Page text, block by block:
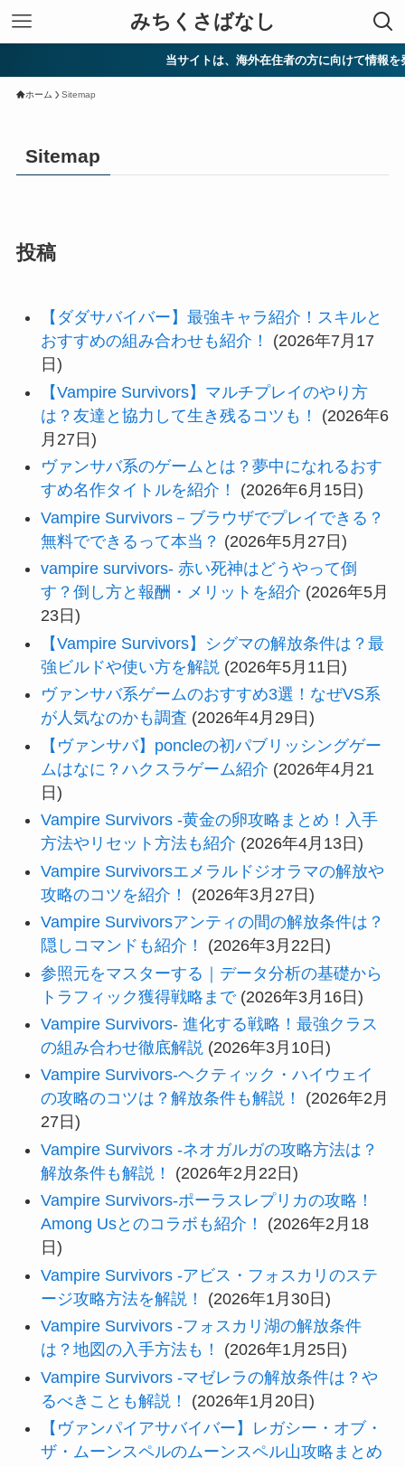
みちくさばなし
当サイトは、海外在住者の方に向けて情報を発信してい
ホーム Sitemap
Sitemap
投稿
【ダダサバイバー】最強キャラ紹介！スキルと
おすすめの組み合わせも紹介！
(2026年7月17
日)
【Vampire Survivors】マルチプレイのやり方
は？友達と協力して生き残るコツも！
(2026年6
月27日)
ヴァンサバ系のゲームとは？夢中になれるおす
すめ名作タイトルを紹介！
(2026年6月15日)
Vampire Survivors－ブラウザでプレイできる？
無料でできるって本当？ (2026年5月27日)
vampire survivors- 赤い死神はどうやって倒
す？倒し方と報酬・メリットを紹介 (2026年5月
23日)
【Vampire Survivors】シグマの解放条件は？最
強ビルドや使い方を解説 (2026年5月11日)
ヴァンサバ系ゲームのおすすめ3選！なぜVS系
が人気なのかも調査 (2026年4月29日)
【ヴァンサバ】poncleの初パブリッシングゲー
ムはなに？ハクスラゲーム紹介 (2026年4月21
日)
Vampire Survivors -黄金の卵攻略まとめ！入手
方法やリセット方法も紹介 (2026年4月13日)
Vampire Survivorsエメラルドジオラマの解放や
攻略のコツを紹介！
(2026年3月27日)
Vampire Survivorsアンティの間の解放条件は？
隠しコマンドも紹介！
(2026年3月22日)
参照元をマスターする｜データ分析の基礎から
トラフィック獲得戦略まで (2026年3月16日)
Vampire Survivors- 進化する戦略！最強クラス
の組み合わせ徹底解説 (2026年3月10日)
Vampire Survivors-ヘクティック・ハイウェイ
の攻略のコツは？解放条件も解説！
(2026年2月
27日)
Vampire Survivors -ネオガルガの攻略方法は？
解放条件も解説！
(2026年2月22日)
Vampire Survivors-ポーラスレプリカの攻略！
Among Usとのコラボも紹介！
(2026年2月18
日)
Vampire Survivors -アビス・フォスカリのステ
ージ攻略方法を解説！
(2026年1月30日)
Vampire Survivors -フォスカリ湖の解放条件
は？地図の入手方法も！
(2026年1月25日)
Vampire Survivors -マゼレラの解放条件は？や
るべきことも解説！
(2026年1月20日)
【ヴァンパイアサバイバー】レガシー・オブ・
ザ・ムーンスペルのムーンスペル山攻略まとめ